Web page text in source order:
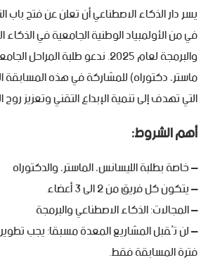
يسر دار الذكاء الاصطناعي أن تعلن عن فتح باب
في من الأولمبياد الوطنية الجامعية في الذكاء
والبرمجة لعام 2025. ندعو طلبة
ماستر، دكتوراه) للمشاركة في هذه المسابقة
التي تهدف إلى تنمية الإبداع التقني وتعزيز
أهم الشروط:
– خاصة بطلبة الليسانس، الماستر، والدكتوراه
– يتكون كل فريق من 2 الى 3 أعضاء
– المجالات: الذكاء الاصطناعي والبرمجة
– لن تُقبل المشاريع المعدة مسبقا: يجب
فترة المسابقة فقط.